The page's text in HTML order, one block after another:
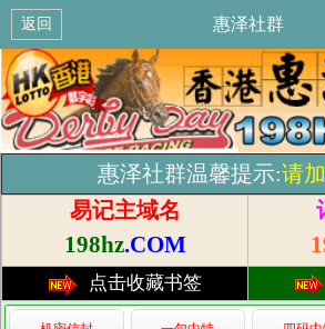
返回 惠泽社群
惠泽社群温馨提示:请
易记主域名
198hz.COM
点击收藏书签